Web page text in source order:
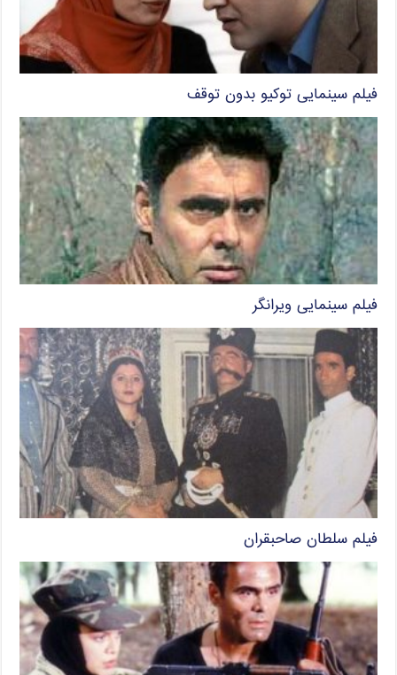
فیلم سینمایی توکیو بدون توقف
فیلم سینمایی ویرانگر
فیلم سلطان صاحبقران